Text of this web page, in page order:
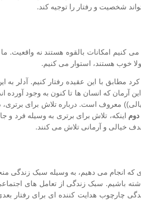
شخصیت و رفتار را توجیه کند.
امکانات بالقوه هستند نه واقعیت. ما
خوب هستند، استوار می کنیم.
مطابق با این عقیده رفتار کنیم. آدلر به
که انسان ها تا کنون به وجود آورده
معروف است. درباره تلاش برای برتری،
دوم اینکه، تلاش برای برتری به وسیله فرد و
خیالی و آرمانی تلاش می کنند.
که انجام می دهیم، به وسیله سبک زندگی
باشیم. سبک زندگی از تعامل های
سبک زندگی چارچوب هدایت کننده ای برای